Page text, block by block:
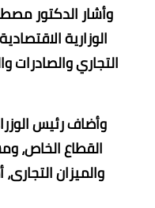
وأشار الدكتور
التجاري والصادرات
وأضاف رئيس
القطاع الخاص،